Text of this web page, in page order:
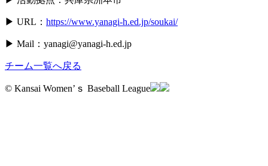
▶ URL： https://www.yanagi-h.ed.jp/soukai/
▶ Mail：yanagi@yanagi-h.ed.jp
チーム一覧へ戻る
© Kansai Women’ｓ Baseball League